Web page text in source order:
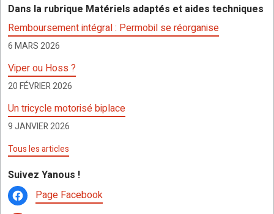
Dans la rubrique Matériels adaptés et aides techniques
Remboursement intégral : Permobil se réorganise
6 MARS 2026
Viper ou Hoss ?
20 FÉVRIER 2026
Un tricycle motorisé biplace
9 JANVIER 2026
Tous les articles
Suivez Yanous !
Page Facebook